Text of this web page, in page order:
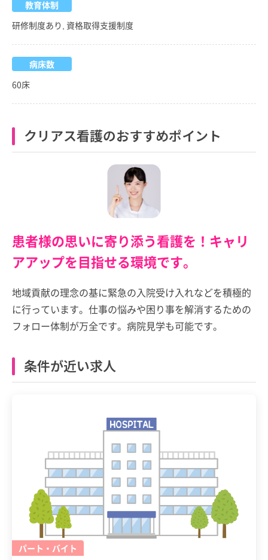
教育体制
研修制度あり, 資格取得支援制度
病床数
60床
クリアス看護のおすすめポイント
患者様の思いに寄り添う看護を！キャリ
アアップを目指せる環境です。
地域貢献の理念の基に緊急の入院受け入れなどを積極的
に行っています。仕事の悩みや困り事を解消するための
フォロー体制が万全です。病院見学も可能です。
条件が近い求人
パート・バイト